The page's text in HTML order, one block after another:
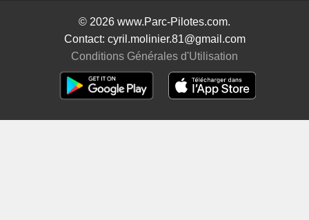
© 2026 www.Parc-Pilotes.com.
Contact: cyril.molinier.81@gmail.com
Conditions Générales d'Utilisation